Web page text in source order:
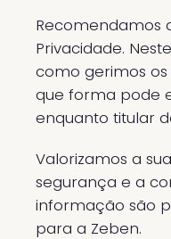
Recomendamos
Privacidade.
como gerimos os
que forma pode
enquanto titular
Valorizamos a
segurança e a
informação são
para a Zeben.